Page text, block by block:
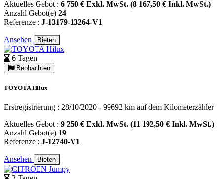
Aktuelles Gebot : 6 750 € Exkl. MwSt. (8 167,50 € Inkl. MwSt.)
Anzahl Gebot(e) 24
Referenze : J-13179-13264-V1
Ansehen Bieten
6 Tagen
Beobachten
TOYOTA Hilux
Erstregistrierung : 28/10/2020 - 99692 km auf dem Kilometerzähler
Aktuelles Gebot : 9 250 € Exkl. MwSt. (11 192,50 € Inkl. MwSt.)
Anzahl Gebot(e) 19
Referenze : J-12740-V1
Ansehen Bieten